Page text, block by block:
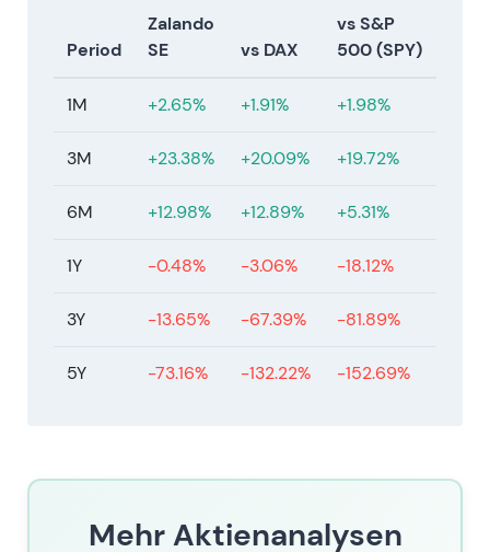
Konsumzyklus sowie Wettbewerbs- und
Umsetzungsrisiken ausgesetzt; die Bewertung
Konsolidierung nach dem Re-Rating der Jahre
übergeordnet aufwärts gerichtetem Trend vom Tief
auch die verbleibenden Umsetzungs- und
Period
Zalando
SE
vs DAX
vs S&P
500 (SPY)
1M +2.65% +1.91% +1.98%
3M +23.38% +20.09% +19.72%
6M +12.98% +12.89% +5.31%
1Y -0.48% -3.06% -18.12%
3Y -13.65% -67.39% -81.89%
5Y -73.16% -132.22% -152.69%
Mehr Aktienanalysen